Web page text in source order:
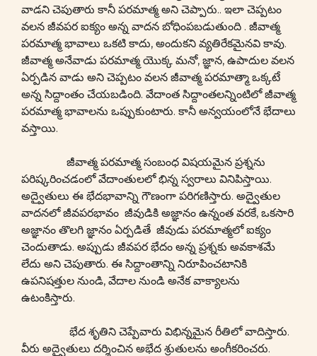
వాడని చెపుతారు కానీ పరమాత్మ అని చెప్పారు.. ఇలా చెప్పటం
వలన జీవపర ఐక్యం అన్న వాదన బోధింపబడుతుంది . జీవాత్మ
పరమాత్మ భావాలు ఒకటి కాదు, అందుకని వ్యతిరేకమైనవి కావు.
జీవాత్మ అనేవాడు పరమాత్మ యొక్క మనో, జ్ఞాన, ఉపాదుల వలన
ఏర్పడిన వాడు అని చెప్పటం వలన జీవాత్మ పరమాత్మా ఒక్కటే
అన్న సిద్దాంతం చేయబడింది. వేదాంత సిద్దాంతలన్నింటిలో జీవాత్మ
పరమాత్మ భావాలను ఒప్పుకుంటారు. కానీ అన్వయంలోనే భేదాలు
వస్తాయి.
జీవాత్మ పరమాత్మ సంబంధ విషయమైన ప్రశ్నను
పరిష్కరించడంలో వేదాంతులలో భిన్న స్వరాలు వినిపిస్తాయి.
అద్వైతులు ఈ భేదభావాన్ని గౌణంగా పరిగణిస్తారు. అద్వైతుల
వాదనలో జీవపరభావం జీవుడికి అజ్ఞానం ఉన్నంత వరకే, ఒకసారి
అజ్ఞానం తొలగి జ్ఞానం ఏర్పడితే జీవుడు పరమాత్మలో ఐక్యం
చెందుతాడు. అప్పుడు జీవపర భేదం అన్న ప్రశ్నకు అవకాశమే
లేదు అని చెపుతారు. ఈ సిద్దాంతాన్ని నిరూపించటానికి
ఉపనిషత్తుల నుండి, వేదాల నుండి అనేక వాక్యాలను
ఉటంకిస్తారు.
భేద శృతిని చెప్పేవారు విభిన్నమైన రీతిలో వాదిస్తారు.
వీరు అద్వైతులు దర్శించిన అభేద శ్రుతులను అంగీకరించరు.